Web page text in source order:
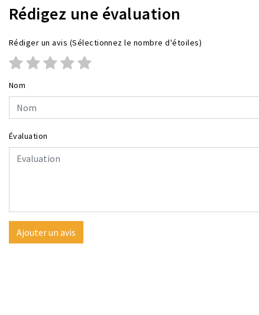
Rédigez une évaluation
Rédiger un avis (Sélectionnez le nombre d'étoiles)
Nom
Évaluation
Ajouter un avis